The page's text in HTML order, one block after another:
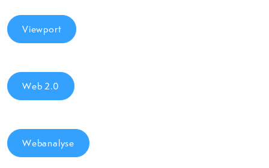
Viewport
Web 2.0
Webanalyse